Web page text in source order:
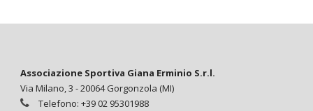
Associazione Sportiva Giana Erminio S.r.l.
Via Milano, 3 - 20064 Gorgonzola (MI)
Telefono: +39 02 95301988